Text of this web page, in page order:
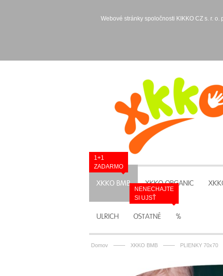
Webové stránky spoločnosti KIKKO CZ s. r.
XKKO BMB
1+1
ZADARMO
XKKO ORGANIC
ULRICH OSTATNÉ %
NENECHAJTE
SI UJSŤ
Domov —— XKKO BMB —— PLIENKY 70x70